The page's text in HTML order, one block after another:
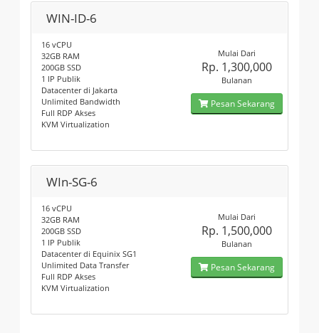
WIN-ID-6
16 vCPU
32GB RAM
200GB SSD
1 IP Publik
Datacenter di Jakarta
Unlimited Bandwidth
Full RDP Akses
KVM Virtualization
Mulai Dari
Rp. 1,300,000
Bulanan
Pesan Sekarang
WIn-SG-6
16 vCPU
32GB RAM
200GB SSD
1 IP Publik
Datacenter di Equinix SG1
Unlimited Data Transfer
Full RDP Akses
KVM Virtualization
Mulai Dari
Rp. 1,500,000
Bulanan
Pesan Sekarang